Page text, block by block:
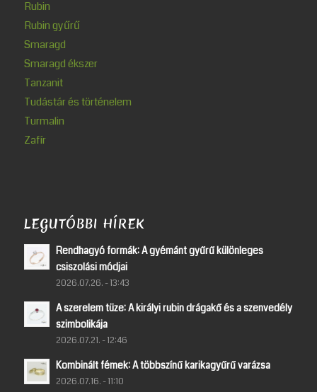
Rubin
Rubin gyűrű
Smaragd
Smaragd ékszer
Tanzanit
Tudástár és történelem
Turmalin
Zafír
LEGUTÓBBI HÍREK
Rendhagyó formák: A gyémánt gyűrű különleges
csiszolási módjai
2026.07.26. - 13:43
A szerelem tüze: A királyi rubin drágakő és a szenvedély
szimbolikája
2026.07.21. - 12:46
Kombinált fémek: A többszínű karikagyűrű varázsa
2026.07.16. - 11:10